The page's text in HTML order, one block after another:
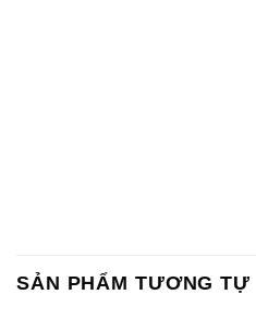
SẢN PHẨM TƯƠNG TỰ